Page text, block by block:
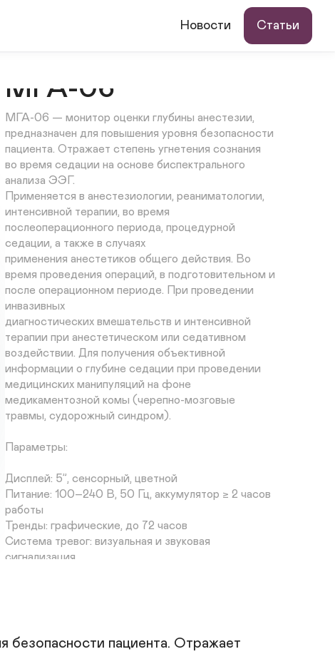
Новости Статьи
Монитор оценки
МГА-06
МГА-06 — монитор оценки глубины анестезии,
предназначен для повышения уровня безопасности
пациента. Отражает степень угнетения сознания
во время седации на основе биспектрального
анализа ЭЭГ.
Применяется в анестезиологии, реаниматологии,
интенсивной терапии, во время
послеоперационного периода, процедурной
седации, а также в случаях
применения анестетиков общего действия. Во
время проведения операций, в подготовительном и
после операционном периоде. При проведении
инвазивных
диагностических вмешательств и интенсивной
терапии при анестетическом или седативном
воздействии. Для получения объективной
информации о глубине седации при проведении
медицинских манипуляций на фоне
медикаментозной комы (черепно-мозговые
травмы, судорожный синдром).
Параметры:
Дисплей: 5”, сенсорный, цветной
Питание: 100–240 В, 50 Гц, аккумулятор ≥ 2 часов
работы
Тренды: графические, до 72 часов
Система тревог: визуальная и звуковая
сигнализация
Получить КП
безопасности пациента. Отражает